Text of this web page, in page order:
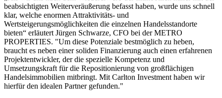
beabsichtigten Weiterveräußerung befasst haben, wurde uns schnell
klar, welche enormen Attraktivitäts- und
Wertsteigerungsmöglichkeiten die einzelnen Handelsstandorte
bieten“ erläutert Jürgen Schwarze, CFO bei der METRO
PROPERTIES. "Um diese Potenziale bestmöglich zu heben,
braucht es neben einer soliden Finanzierung auch einen erfahrenen
Projektentwickler, der die spezielle Kompetenz und
Umsetzungskraft für die Repositionierung von großflächigen
Handelsimmobilien mitbringt. Mit Carlton Investment haben wir
hierfür den idealen Partner gefunden."